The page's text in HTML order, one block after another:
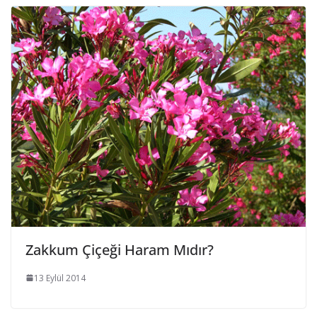
Zakkum Çiçeği Haram Mıdır?
13 Eylül 2014